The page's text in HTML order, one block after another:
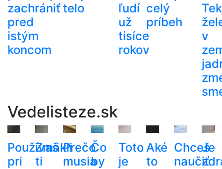
zachrániť
pred
istým
koncom
telo
ľudí
už
tisíce
rokov
celý
príbeh
v
Vedelisteze.sk
Používaš
pri
Zmäkli
ti
Prečo
musia
Čo
by
Toto
je
Aké
to
Chceš
naučiť
Je